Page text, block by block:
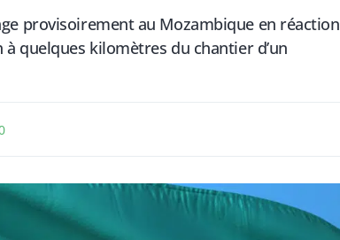
provisoirement au Mozambique en réaction
quelques kilomètres du chantier d’un